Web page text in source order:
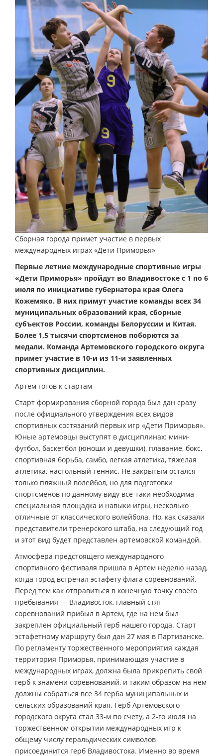
Сборная города примет участие в первых
международных играх «Дети Приморья»
Первые летние международные спортивные игры
«Дети Приморья» пройдут во Владивостоке с 1 по 6
июля по инициативе губернатора края Олега
Кожемяко. В них примут участие команды всех 34
муниципальных образований края, сборные
субъектов России, команды Белоруссии и Китая.
Более 1,5 тысячи спортсменов поборются за
медали. Команда Артемовского городского округа
примет участие в 10-и из 11-и заявленных
спортивных дисциплин.
Артем готов к стартам
Старт формирования сборной города был дан сразу
после официального утверждения всех видов
спортивных состязаний первых игр «Дети Приморья».
Юные артемовцы выступят в дисциплинах: мини-
футбол, баскетбол (юноши и девушки), плавание, бокс,
спортивная борьба, самбо, легкая атлетика, тяжелая
атлетика, настольный теннис. Не закрытым остался
только пляжный волейбол, но для подготовки
спортсменов по данному виду все-таки необходима
специальная площадка и навыки игры, несколько
отличные от классического волейбола. Но, как сказали
представители тренерского штаба, на следующий год
и этот вид будет представлен артемовской командой.
Атмосфера предстоящего международного
спортивного фестиваля пришла в Артем неделю назад,
когда город встречал эстафету флага соревнований.
Перед тем как отправиться в конечную точку своего
пребывания — Владивосток, главный стяг
соревнований прибыл в Артем, где на нем был
закреплен официальный герб нашего города. Старт
эстафетному маршруту был дан 27 мая в Партизанске.
По регламенту торжественного мероприятия каждая
территория Приморья, принимающая участие в
международных играх, должна была прикрепить свой
герб к знамени соревнований, и таким образом на нем
должны собраться все 34 герба муниципальных и
сельских образований края. Герб Артемовского
городского округа стал 33-м по счету, а 2-го июля на
торжественном открытии международных игр к
общему числу геральдических символов
присоединится герб Владивостока. Именно во время